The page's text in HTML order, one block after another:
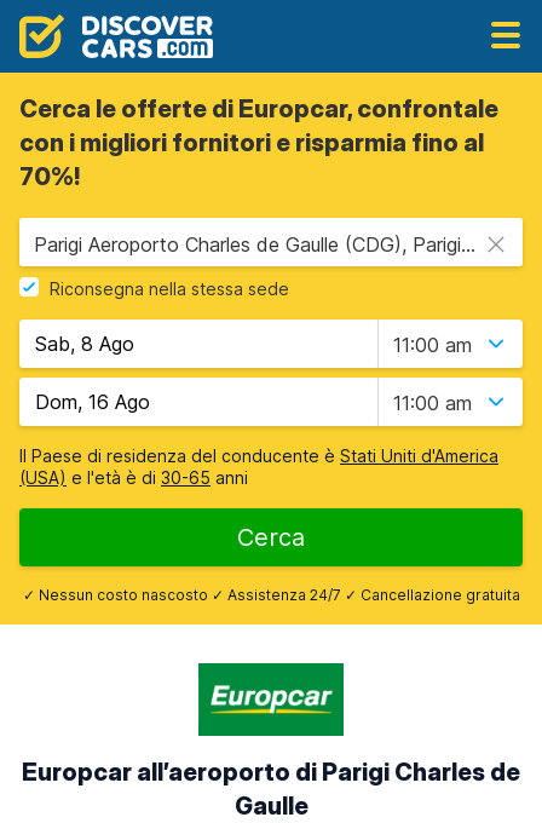
Cerca le offerte di Europcar, confrontale
con i migliori fornitori e risparmia fino al
70%!
Parigi Aeroporto Charles de Gaulle (CDG), Parigi, Francia
Riconsegna nella stessa sede
11:00 am
11:00 am
Il Paese di residenza del conducente è Stati Uniti d'America
(USA) e l'età è di 30-65 anni
Cerca
✓ Nessun costo nascosto ✓ Assistenza 24/7 ✓ Cancellazione gratuita
Europcar all’aeroporto di Parigi Charles de
Gaulle